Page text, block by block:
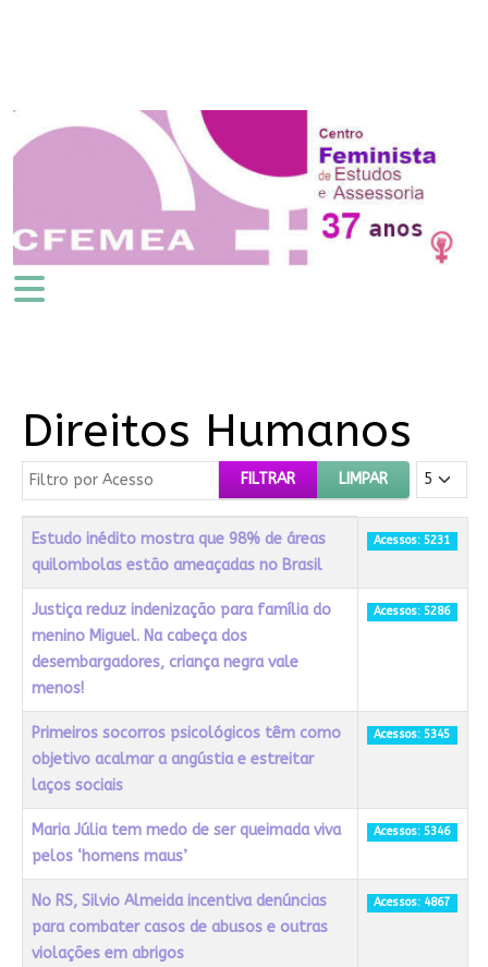
Direitos Humanos
Filtro por Acesso FILTRAR LIMPAR Mostrar #
Título Acessos
Estudo inédito mostra que 98% de áreas
quilombolas estão ameaçadas no Brasil
Acessos: 5231
Justiça reduz indenização para família do
menino Miguel. Na cabeça dos
desembargadores, criança negra vale
menos!
Acessos: 5286
Primeiros socorros psicológicos têm como
objetivo acalmar a angústia e estreitar
laços sociais
Acessos: 5345
Maria Júlia tem medo de ser queimada viva
pelos ‘homens maus’
Acessos: 5346
No RS, Silvio Almeida incentiva denúncias
para combater casos de abusos e outras
violações em abrigos
Acessos: 4867